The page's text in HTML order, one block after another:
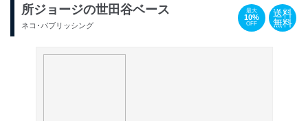
所ジョージの世田谷ベース
ネコ･パブリッシング
最大
10%
OFF
送料
無料